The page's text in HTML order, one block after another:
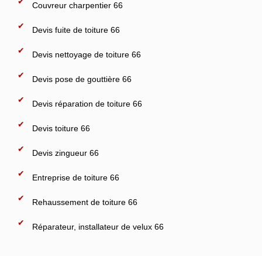
Couvreur charpentier 66
Devis fuite de toiture 66
Devis nettoyage de toiture 66
Devis pose de gouttière 66
Devis réparation de toiture 66
Devis toiture 66
Devis zingueur 66
Entreprise de toiture 66
Rehaussement de toiture 66
Réparateur, installateur de velux 66